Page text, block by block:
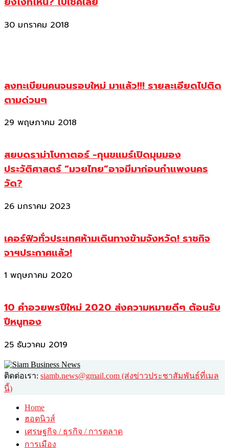
30 มกราคม 2018
ลงทะเบียนคนจนรอบใหม่ มาแล้ว!!! รายละเอียดไปติด
ตามด่วนๆ
29 พฤษภาคม 2018
สยบดราม่าโบกาตอร์ -กุนขแมร์เปิดมุมมอง
ประวัติศาสตร์ “มวยไทย”อาจมีมาก่อนกำแพงนคร
วัด?
26 มกราคม 2023
เคอร์ฟิวทั่วประเทศห้ามเดินทางข้ามจังหวัด! ราชกิจ
จาฯประกาศแล้ว!
1 พฤษภาคม 2020
10 คำอวยพรปีใหม่ 2020 ส่งความหมายดีๆ ต้อนรับ
ปีหนูทอง
25 ธันวาคม 2019
ติดต่อเรา: siamb.news@gmail.com (ส่งข่าวประชาสัมพันธ์ที่เมล
นี้)
Home
ฮอตนิวส์
เศรษฐกิจ / ธุรกิจ / การตลาด
การเมือง